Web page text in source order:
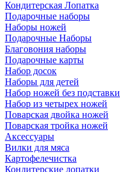
Кондитерская Лопатка
Подарочные наборы
Наборы ножей
Подарочные Наборы
Благовония наборы
Подарочные карты
Набор досок
Наборы для детей
Набор ножей без подставки
Набор из четырех ножей
Поварская двойка ножей
Поварская тройка ножей
Аксессуары
Вилки для мяса
Картофелечистка
Кондитерские лопатки